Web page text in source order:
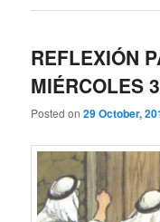
REFLEXIÓN
MIÉRCOLES
Posted on29 October,